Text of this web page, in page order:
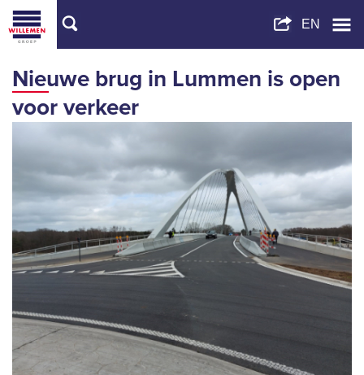
Nieuwe brug in Lummen is open
voor verkeer